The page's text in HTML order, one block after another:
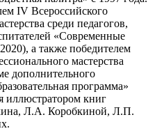
IV Всероссийского
среди педагогов,
«Современные
а также победителем
мастерства
дополнительного
программа»
иллюстратором книг
Л.А. Коробкиной, Л.П.